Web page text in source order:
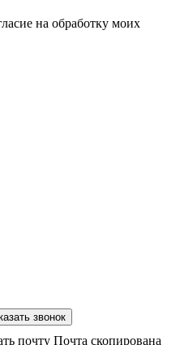
на обработку моих
звонок
почту Почта скопирована